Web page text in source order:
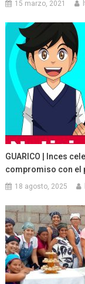
15 marzo, 2021
GUARICO | Inces
compromiso con el
18 agosto, 2025